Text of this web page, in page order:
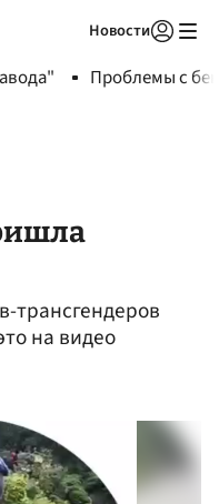
Новости
Проблемы с
трансгендеров
на видео